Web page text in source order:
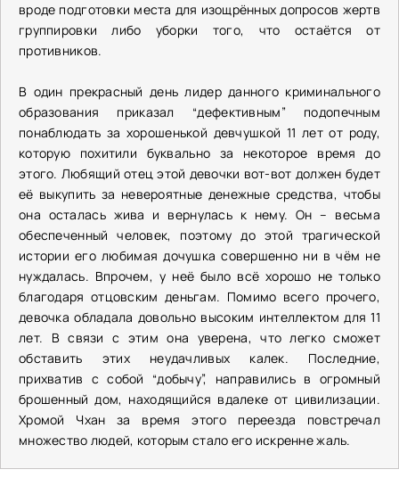
вроде подготовки места для изощрённых допросов жертв
группировки либо уборки того, что остаётся от
противников.
В один прекрасный день лидер данного криминального
образования приказал “дефективным” подопечным
понаблюдать за хорошенькой девчушкой 11 лет от роду,
которую похитили буквально за некоторое время до
этого. Любящий отец этой девочки вот-вот должен будет
её выкупить за невероятные денежные средства, чтобы
она осталась жива и вернулась к нему. Он – весьма
обеспеченный человек, поэтому до этой трагической
истории его любимая дочушка совершенно ни в чём не
нуждалась. Впрочем, у неё было всё хорошо не только
благодаря отцовским деньгам. Помимо всего прочего,
девочка обладала довольно высоким интеллектом для 11
лет. В связи с этим она уверена, что легко сможет
обставить этих неудачливых калек. Последние,
прихватив с собой “добычу”, направились в огромный
брошенный дом, находящийся вдалеке от цивилизации.
Хромой Чхан за время этого переезда повстречал
множество людей, которым стало его искренне жаль.